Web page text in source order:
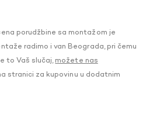
porudžbine sa montažom je
radimo i van Beograda, pri čemu
to Vaš slučaj, možete nas
stranici za kupovinu u dodatnim